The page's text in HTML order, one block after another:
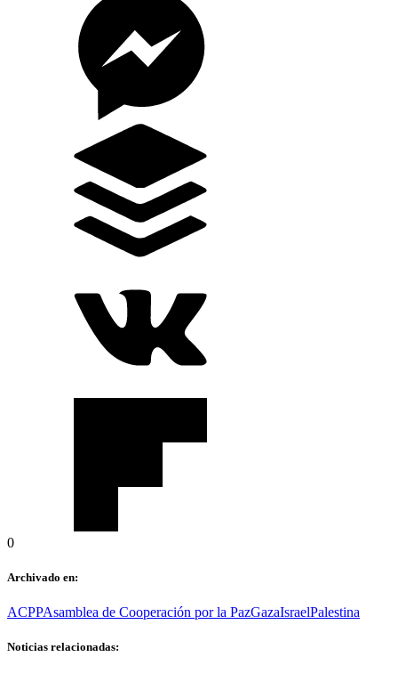
0
Archivado en:
ACPPAsamblea de Cooperación por la PazGazaIsraelPalestina
Noticias relacionadas: